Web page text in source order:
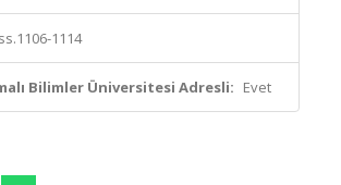
ss.1106-1114
Bilimler Üniversitesi Adresli: Evet